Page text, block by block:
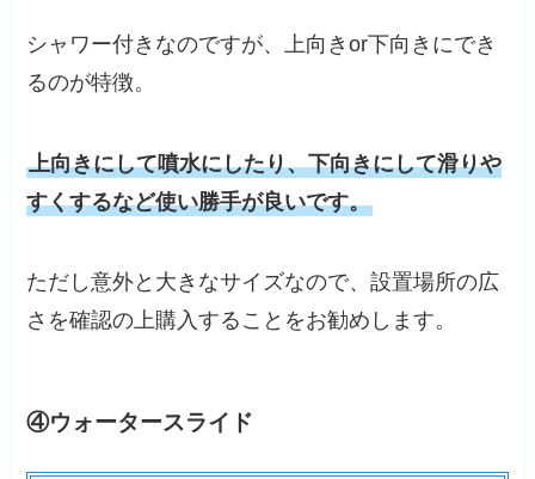
シャワー付きなのですが、上向きor下向きにでき
るのが特徴。
上向きにして噴水にしたり、下向きにして滑りや
すくするなど使い勝手が良いです。
ただし意外と大きなサイズなので、設置場所の広
さを確認の上購入することをお勧めします。
④ウォータースライド